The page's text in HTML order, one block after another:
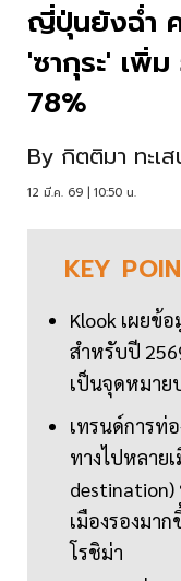
ญี่ปุ่นยังฉ่ำ
'ซากุระ' เพิ่
78%
By กิตติมา ทะเ
12 มี.ค. 69 | 10:50 น.
KEY
Klook เผยข้
สำหรับปี
เป็นจุดหมาย
เทรนด์การท่
ทางไปหลาย
destination)
เมืองรองมา
โรชิม่า